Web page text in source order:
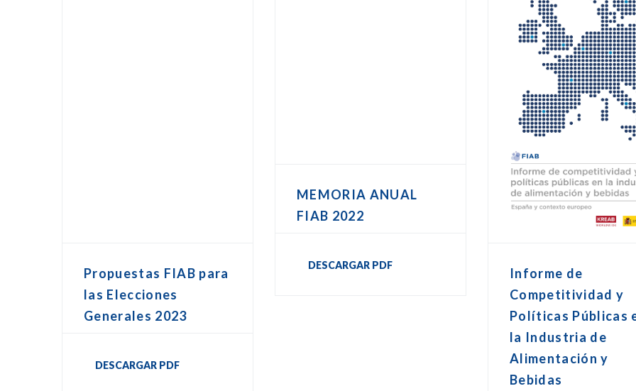
Propuestas FIAB para
las Elecciones
Generales 2023
DESCARGAR PDF
MEMORIA ANUAL
FIAB 2022
DESCARGAR PDF
Informe de
Competitividad y
Políticas Públicas
la Industria de
Alimentación y
Bebidas